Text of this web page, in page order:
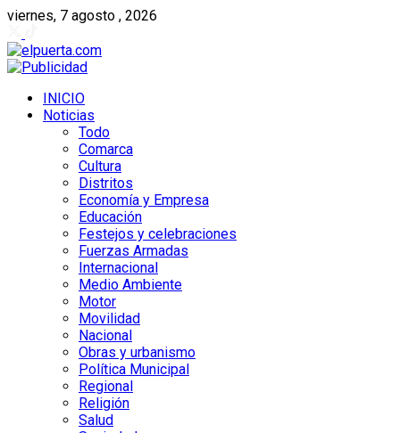
viernes, 7 agosto , 2026
INICIO
Noticias
Todo
Comarca
Cultura
Distritos
Economía y Empresa
Educación
Festejos y celebraciones
Fuerzas Armadas
Internacional
Medio Ambiente
Motor
Movilidad
Nacional
Obras y urbanismo
Política Municipal
Regional
Religión
Salud